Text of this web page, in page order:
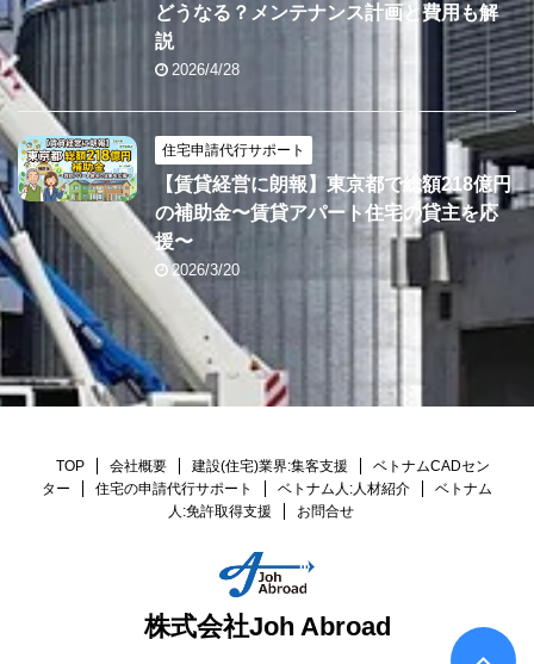
どうなる？メンテナンス計画と費用も解
説
2026/4/28
住宅申請代行サポート
【賃貸経営に朗報】東京都で総額218億円
の補助金〜賃貸アパート住宅の貸主を応
援〜
2026/3/20
TOP 会社概要 建設(住宅)業界:集客支援
ベトナムCADセン
ター
住宅の申請代行サポート ベトナム人:人材紹介
ベトナム
人:免許取得支援
お問合せ
株式会社Joh Abroad